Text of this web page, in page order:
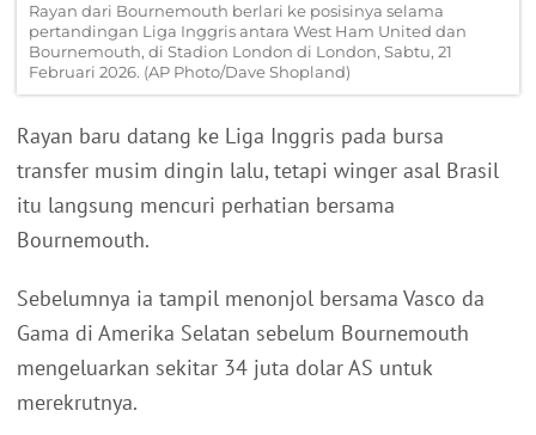
Rayan dari Bournemouth berlari ke posisinya selama
pertandingan Liga Inggris antara West Ham United dan
Bournemouth, di Stadion London di London, Sabtu, 21
Februari 2026. (AP Photo/Dave Shopland)
Rayan baru datang ke Liga Inggris pada bursa
transfer musim dingin lalu, tetapi winger asal Brasil
itu langsung mencuri perhatian bersama
Bournemouth.
Sebelumnya ia tampil menonjol bersama Vasco da
Gama di Amerika Selatan sebelum Bournemouth
mengeluarkan sekitar 34 juta dolar AS untuk
merekrutnya.